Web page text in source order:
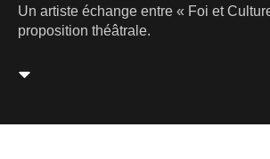
Un artiste échange entre « Foi et
proposition théâtrale.